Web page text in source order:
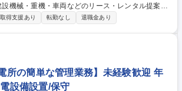
機械・重機・車両などのリース・レンタル提案を
社や土木会社など、既存取引先を中心としたルート
職種 【建機のソリューション
機リース・レンタル提案/既存
得支援あり 転勤なし 退職金あり
所の簡単な管理業務】未経験歓迎 年
設備設置/保守